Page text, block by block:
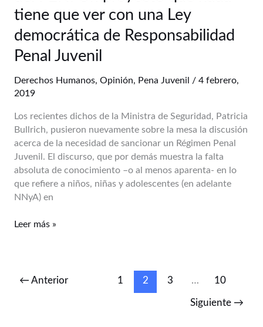
tiene que ver con una Ley
democrática de Responsabilidad
Penal Juvenil
Derechos Humanos, Opinión, Pena Juvenil / 4 febrero,
2019
Los recientes dichos de la Ministra de Seguridad, Patricia
Bullrich, pusieron nuevamente sobre la mesa la discusión
acerca de la necesidad de sancionar un Régimen Penal
Juvenil. El discurso, que por demás muestra la falta
absoluta de conocimiento –o al menos aparenta- en lo
que refiere a niños, niñas y adolescentes (en adelante
NNyA) en
penal
del
PEN:
proyecto
que
tiene
que
ver
con
una
Ley
democrática
Responsabilidad
Leer más »
← Anterior 1 2 3 … 10
Siguiente →